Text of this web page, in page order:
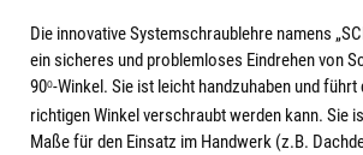
Die innovative Systemschraublehre namens
ein sicheres und problemloses Eindrehen von
90O-Winkel. Sie ist leicht handzuhaben und
richtigen Winkel verschraubt werden kann. Sie
Maße für den Einsatz im Handwerk (z.B.